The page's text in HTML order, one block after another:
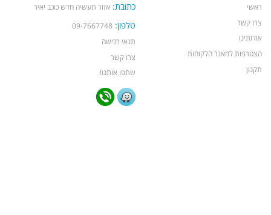
ראשי
צרו קשר
אודותינו
הצטרפות למאגר הלקוחות
תקנון
כתובת: אזור תעשיה חדש כוכב יאיר
טלפון: 09-7667748
תנאי רכישה
צרו קשר
שתפו אותנו!